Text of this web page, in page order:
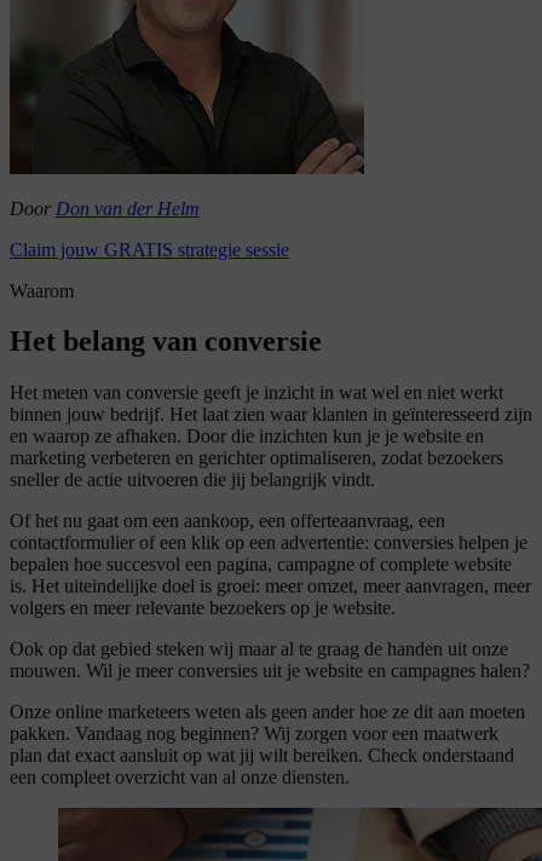
Door Don van der Helm
Claim jouw GRATIS strategie sessie
Waarom
Het belang van conversie
Het meten van conversie geeft je inzicht in wat wel en niet werkt
binnen jouw bedrijf. Het laat zien waar klanten in geïnteresseerd zijn
en waarop ze afhaken. Door die inzichten kun je je website en
marketing verbeteren en gerichter optimaliseren, zodat bezoekers
sneller de actie uitvoeren die jij belangrijk vindt.
Of het nu gaat om een aankoop, een offerteaanvraag, een
contactformulier of een klik op een advertentie: conversies helpen je
bepalen hoe succesvol een pagina, campagne of complete website
is. Het uiteindelijke doel is groei: meer omzet, meer aanvragen, meer
volgers en meer relevante bezoekers op je website.
Ook op dat gebied steken wij maar al te graag de handen uit onze
mouwen. Wil je meer conversies uit je website en campagnes halen?
Onze online marketeers weten als geen ander hoe ze dit aan moeten
pakken. Vandaag nog beginnen? Wij zorgen voor een maatwerk
plan dat exact aansluit op wat jij wilt bereiken. Check onderstaand
een compleet overzicht van al onze diensten.